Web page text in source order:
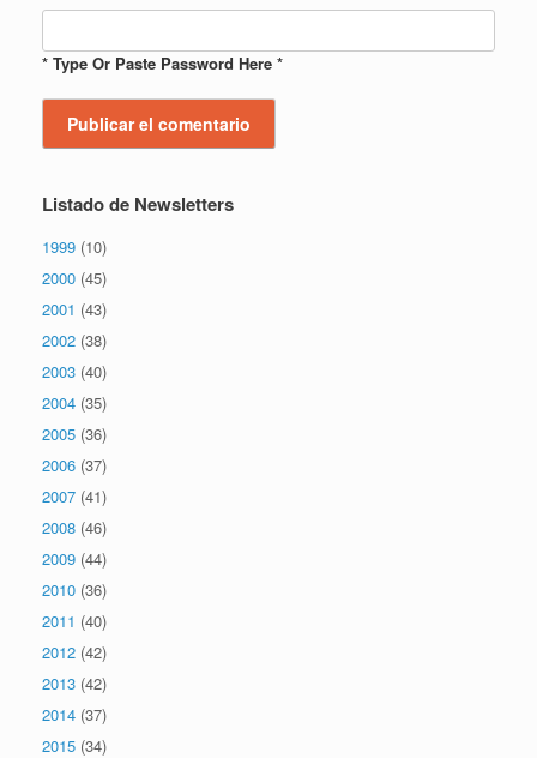
* Type Or Paste Password Here *
Listado de Newsletters
1999 (10)
2000 (45)
2001 (43)
2002 (38)
2003 (40)
2004 (35)
2005 (36)
2006 (37)
2007 (41)
2008 (46)
2009 (44)
2010 (36)
2011 (40)
2012 (42)
2013 (42)
2014 (37)
2015 (34)